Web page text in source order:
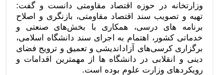
وزارتخانه در حوزه اقتصاد مقاومتی دانست و گفت:
تهیه و تصویب سند اقتصاد مقاومتی، بازنگری و اصلاح
برنامه های درسی، همکاری با بخش‌های صنعتی و
خدماتی کشور، اهتمام به اجرای سند دانشگاه اسلامی،
برگزاری کرسی‌های آزاداندیشی و تعمیق و ترویج فضای
دینی و انقلابی در دانشگاه ها از مهمترین اقدامات و
رویکردهای وزارت علوم بوده است.